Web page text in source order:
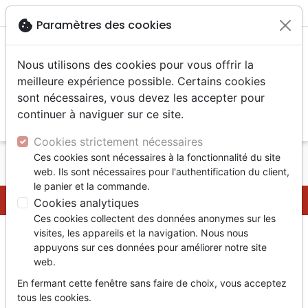
menu
Accueil Questions fréquentes
Questions fréquentes
Liste des sous-catégories dans Questions fréquentes :
Questions fréquentes auteurs / éditeurs
Liste des pages dans Questions fréquentes :
cookie Paramètres des cookies
Nous utilisons des cookies pour vous offrir la
meilleure expérience possible. Certains cookies
sont nécessaires, vous devez les accepter pour
continuer à naviguer sur ce site.
Cookies strictement nécessaires
Ces cookies sont nécessaires à la fonctionnalité du site
web. Ils sont nécessaires pour l'authentification du client,
le panier et la commande.
Cookies analytiques
Ces cookies collectent des données anonymes sur les
visites, les appareils et la navigation. Nous nous
appuyons sur ces données pour améliorer notre site
web.
En fermant cette fenêtre sans faire de choix, vous acceptez
tous les cookies.